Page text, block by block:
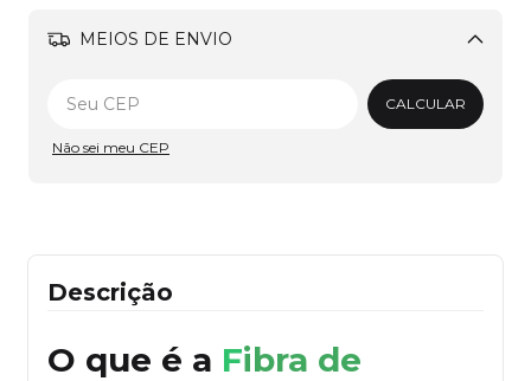
MEIOS DE ENVIO
Alterar CEP
CALCULAR
Não sei meu CEP
Descrição
O que é a Fibra de